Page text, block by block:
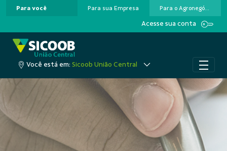
Pular para o Conteúdo principal
Para você Para sua Empresa Para o Agronegócio
Acesse sua conta
Você está em: Sicoob União Central